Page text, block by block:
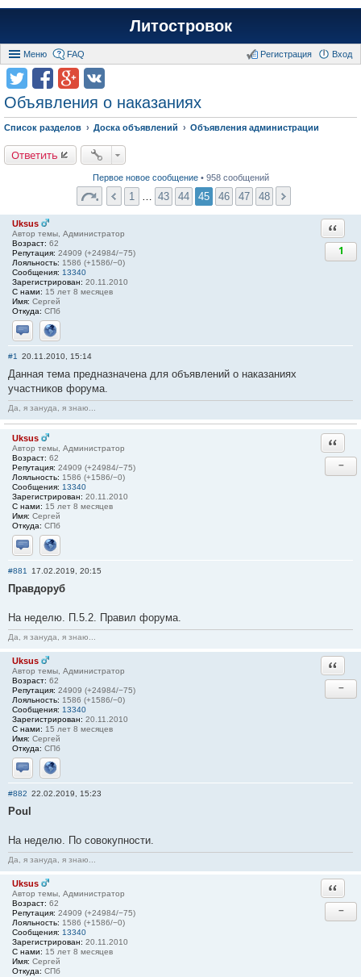
Литостровок
Меню FAQ Вход
Регистрация
Объявления о наказаниях
Список разделов Доска объявлений Объявления администрации
Ответить
Первое новое сообщение• 958 сообщений
1 43 44 45 46 47 48
Uksus
Автор темы, Администратор
Возраст: 62
Репутация: 24909 (+24984/−75)
Лояльность: 1586 (+1586/−0)
Сообщения: 13340
Зарегистрирован: 20.11.2010
С нами: 15 лет 8 месяцев
Имя: Сергей
Откуда: СПб
Отправить личное сообщение
Сайт
1
#1 20.11.2010, 15:14
Данная тема предназначена для объявлений о наказаниях
участников форума.
Да, я зануда, я знаю...
Uksus
Автор темы, Администратор
Возраст: 62
Репутация: 24909 (+24984/−75)
Лояльность: 1586 (+1586/−0)
Сообщения: 13340
Зарегистрирован: 20.11.2010
С нами: 15 лет 8 месяцев
Имя: Сергей
Откуда: СПб
Отправить личное сообщение
Сайт
−
#881 17.02.2019, 20:15
Правдоруб
На неделю. П.5.2. Правил форума.
Да, я зануда, я знаю...
Uksus
Автор темы, Администратор
Возраст: 62
Репутация: 24909 (+24984/−75)
Лояльность: 1586 (+1586/−0)
Сообщения: 13340
Зарегистрирован: 20.11.2010
С нами: 15 лет 8 месяцев
Имя: Сергей
Откуда: СПб
Отправить личное сообщение
Сайт
−
#882 22.02.2019, 15:23
Poul
На неделю. По совокупности.
Да, я зануда, я знаю...
Uksus
Автор темы, Администратор
Возраст: 62
Репутация: 24909 (+24984/−75)
Лояльность: 1586 (+1586/−0)
Сообщения: 13340
Зарегистрирован: 20.11.2010
С нами: 15 лет 8 месяцев
Имя: Сергей
Откуда: СПб
−